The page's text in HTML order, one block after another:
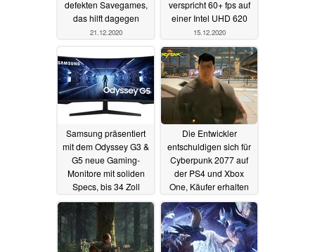
defekten Savegames,
das hilft dagegen
21.12.2020
verspricht 60+ fps auf
einer Intel UHD 620
15.12.2020
Samsung präsentiert
mit dem Odyssey G3 &
G5 neue Gaming-
Monitore mit soliden
Specs, bis 34 Zoll
WQHD mit 165 Hz
14.12.2020
Die Entwickler
entschuldigen sich für
Cyberpunk 2077 auf
der PS4 und Xbox
One, Käufer erhalten
ihr Geld zurück
14.12.2020